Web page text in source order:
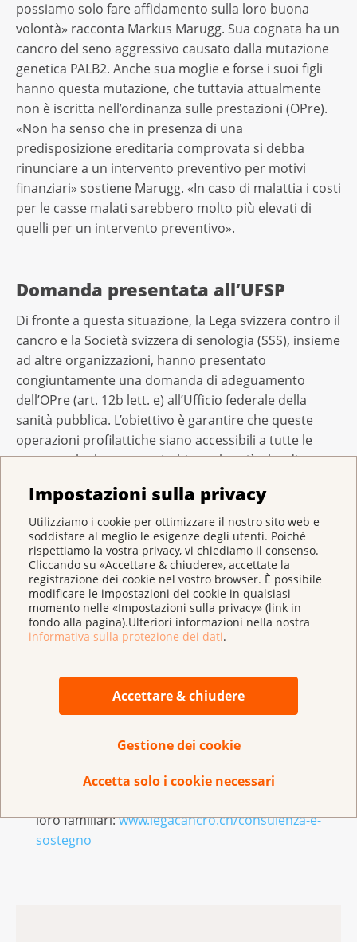
Impostazioni sulla privacy
Utilizziamo i cookie per ottimizzare il nostro sito web e
soddisfare al meglio le esigenze degli utenti. Poiché
rispettiamo la vostra privacy, vi chiediamo il consenso.
Cliccando su «Accettare & chiudere», accettate la
registrazione dei cookie nel vostro browser. È possibile
modificare le impostazioni dei cookie in qualsiasi
momento nelle «Impostazioni sulla privacy» (link in
fondo alla pagina).Ulteriori informazioni nella nostra
informativa sulla protezione dei dati.
Accettare & chiudere
Gestione dei cookie
Accetta solo i cookie necessari
possiamo solo fare affidamento sulla loro buona
volontà» racconta Markus Marugg. Sua cognata ha un
cancro del seno aggressivo causato dalla mutazione
genetica PALB2. Anche sua moglie e forse i suoi figli
hanno questa mutazione, che tuttavia attualmente
non è iscritta nell’ordinanza sulle prestazioni (OPre).
«Non ha senso che in presenza di una
predisposizione ereditaria comprovata si debba
rinunciare a un intervento preventivo per motivi
finanziari» sostiene Marugg. «In caso di malattia i costi
per le casse malati sarebbero molto più elevati di
quelli per un intervento preventivo».
Domanda presentata all’UFSP
Di fronte a questa situazione, la Lega svizzera contro il
cancro e la Società svizzera di senologia (SSS), insieme
ad altre organizzazioni, hanno presentato
congiuntamente una domanda di adeguamento
dell’OPre (art. 12b lett. e) all’Ufficio federale della
sanità pubblica. L’obiettivo è garantire che queste
operazioni profilattiche siano accessibili a tutte le
persone che hanno un rischio molto più alto di
una mutazione genetica. Inoltre, prima dell’intervento
queste persone devono poter beneficiare di una
consulenza approfondita sul loro rischio individuale.
Con questa domanda si vuole ottenere anche la
parità di trattamento di tutti gli assicurati.
Ulteriori informazioni sulla predisposizione
ereditaria:www.legacancro.ch/il-
Per conoscere la storia della famiglia Marugg (in
tedesco e francese):
und-nach-krebs/meine-geschichte-mit-
loro familiari:www.legacancro.ch/consulenza-e-
sostegno